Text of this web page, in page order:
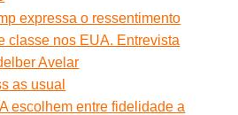
expressa o ressentimento
classe nos EUA. Entrevista
Avelar
as usual
escolhem entre fidelidade a